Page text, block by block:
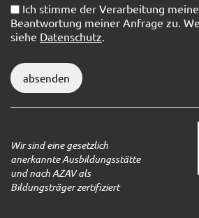
Ich stimme der Verarbeitung
Beantwortung meiner Anfrage zu.
siehe Datenschutz
absenden
Wir sind eine gesetzlich
anerkannte Ausbildungsstätte
und nach AZAV als
Bildungsträger zertifiziert